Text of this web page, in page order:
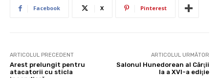
Facebook X Pinterest
ARTICOLUL PRECEDENT
Arest prelungit pentru
atacatorii cu sticla
ARTICOLUL URMĂTOR
Salonul Hunedorean al Cărţii
la a XVI-a ediţie